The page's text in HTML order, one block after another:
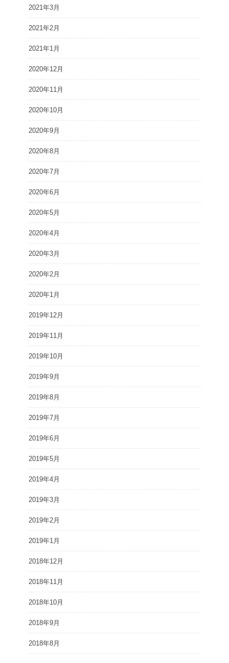
2021年3月
2021年2月
2021年1月
2020年12月
2020年11月
2020年10月
2020年9月
2020年8月
2020年7月
2020年6月
2020年5月
2020年4月
2020年3月
2020年2月
2020年1月
2019年12月
2019年11月
2019年10月
2019年9月
2019年8月
2019年7月
2019年6月
2019年5月
2019年4月
2019年3月
2019年2月
2019年1月
2018年12月
2018年11月
2018年10月
2018年9月
2018年8月